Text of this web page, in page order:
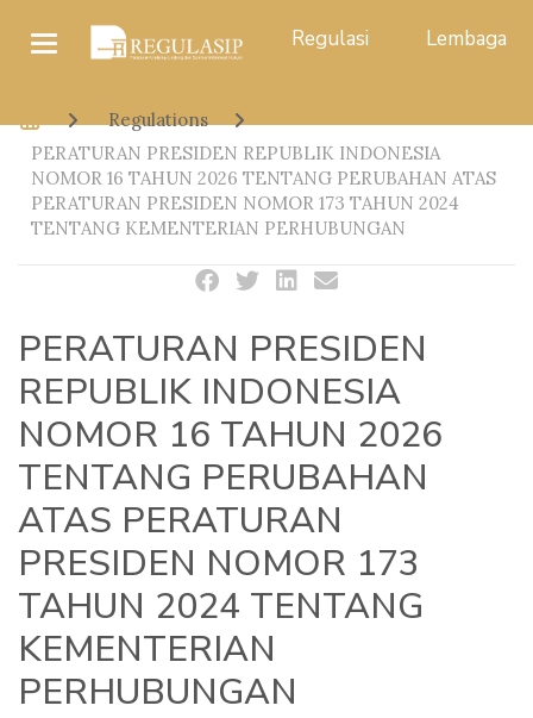
Regulasi Lembaga
Regulations
PERATURAN PRESIDEN REPUBLIK INDONESIA
NOMOR 16 TAHUN 2026 TENTANG PERUBAHAN ATAS
PERATURAN PRESIDEN NOMOR 173 TAHUN 2024
TENTANG KEMENTERIAN PERHUBUNGAN
PERATURAN PRESIDEN
REPUBLIK INDONESIA
NOMOR 16 TAHUN 2026
TENTANG PERUBAHAN
ATAS PERATURAN
PRESIDEN NOMOR 173
TAHUN 2024 TENTANG
KEMENTERIAN
PERHUBUNGAN